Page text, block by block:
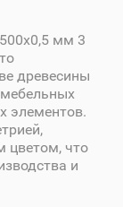
мм 3
древесины
элементов.
цветом, что
и